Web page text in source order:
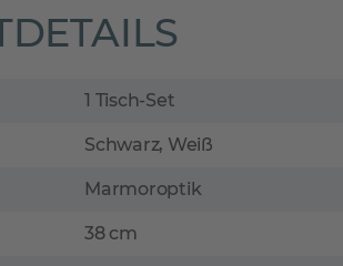
1 Tisch-Set
Schwarz, Weiß
Marmoroptik
38 cm